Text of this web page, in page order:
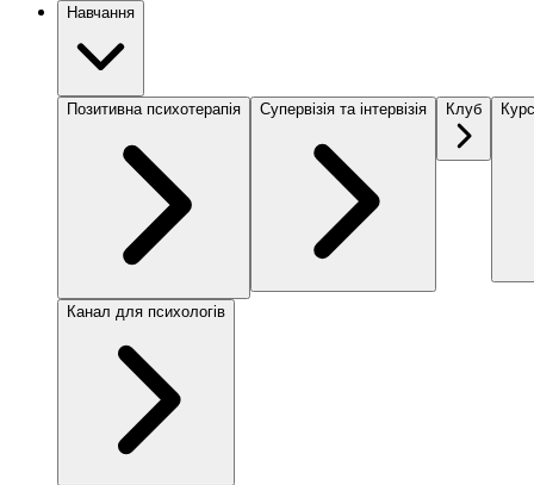
Навчання
Позитивна психотерапія Супервізія та інтервізія Клуб
Канал для психологів